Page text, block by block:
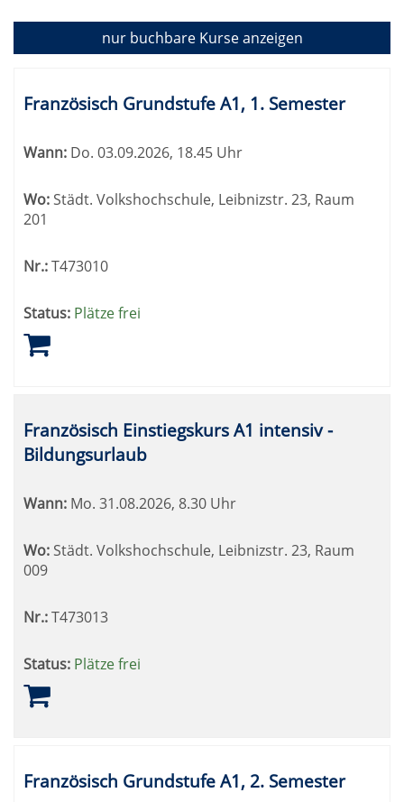
nur buchbareKurse anzeigen
Tabellenüberschriften
können
werden.
Französisch Grundstufe A1, 1. Semester
Wann: Do. 03.09.2026, 18.45 Uhr
Wo:Städt. Volkshochschule, Leibnizstr. 23, Raum
201
Nr.:T473010
Status: Plätze frei
Französisch Einstiegskurs A1 intensiv -
Bildungsurlaub
Wann: Mo. 31.08.2026, 8.30 Uhr
Wo: Städt. Volkshochschule, Leibnizstr. 23, Raum
009
Nr.:T473013
Status: Plätze frei
Französisch Grundstufe A1, 2. Semester